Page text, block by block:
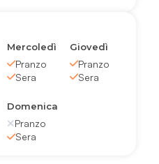
Mercoledì
Pranzo
Sera
Giovedì
Pranzo
Sera
Domenica
Pranzo
Sera